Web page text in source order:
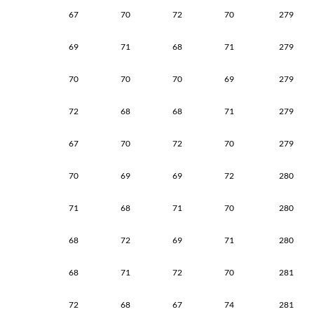
67 70 72 70 279
69 71 68 71 279
70 70 70 69 279
72 68 68 71 279
67 70 72 70 279
70 69 69 72 280
71 68 71 70 280
68 72 69 71 280
68 71 72 70 281
72 68 67 74 281